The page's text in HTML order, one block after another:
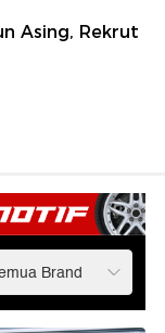
Asing, Rekrut